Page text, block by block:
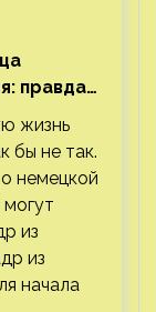
правда
жизнь
бы не так.
немецкой
из
из
начала